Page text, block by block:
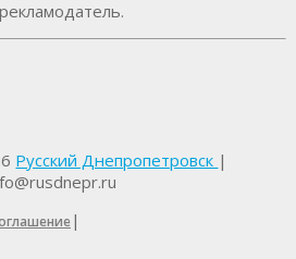
Русский Днепропетровск |
|